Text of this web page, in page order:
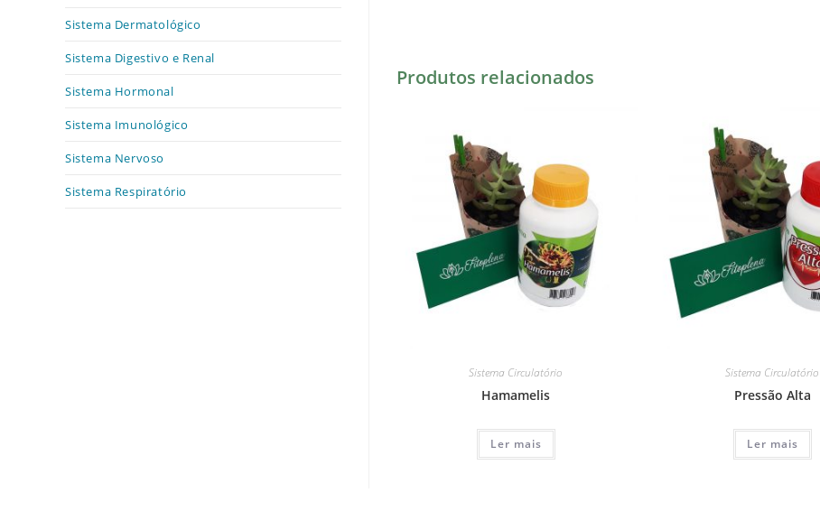
Produtos relacionados
Sistema Circulatório
Hamamelis
Ler mais
Sistema Circulatório
Pressão Alta
Ler mais
Sistema Dermatológico
Sistema Digestivo e Renal
Sistema Hormonal
Sistema Imunológico
Sistema Nervoso
Sistema Respiratório